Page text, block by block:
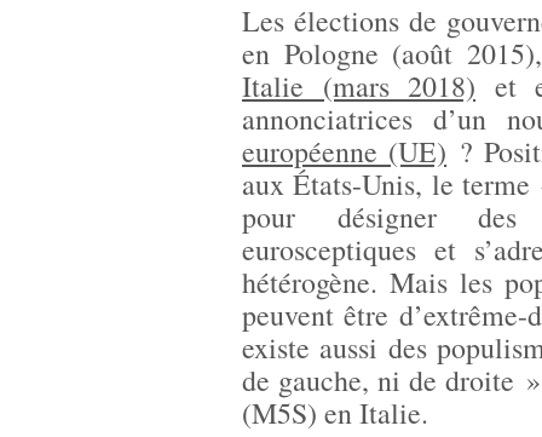
Les élections de
en Pologne (août
Italie (mars 2018) et
annonciatrices d’un
européenne (UE) ?
aux États-Unis, le
pour désigner des
eurosceptiques et
hétérogène. Mais les
peuvent être
existe aussi des
de gauche, ni de droite
(M5S) en Italie.